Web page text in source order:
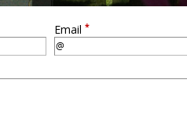
Email *